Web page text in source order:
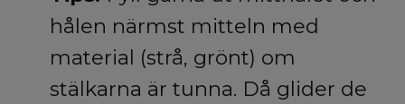
hålen närmst mitteln med
material (strå, grönt) om
stälkarna är tunna. Då glider de